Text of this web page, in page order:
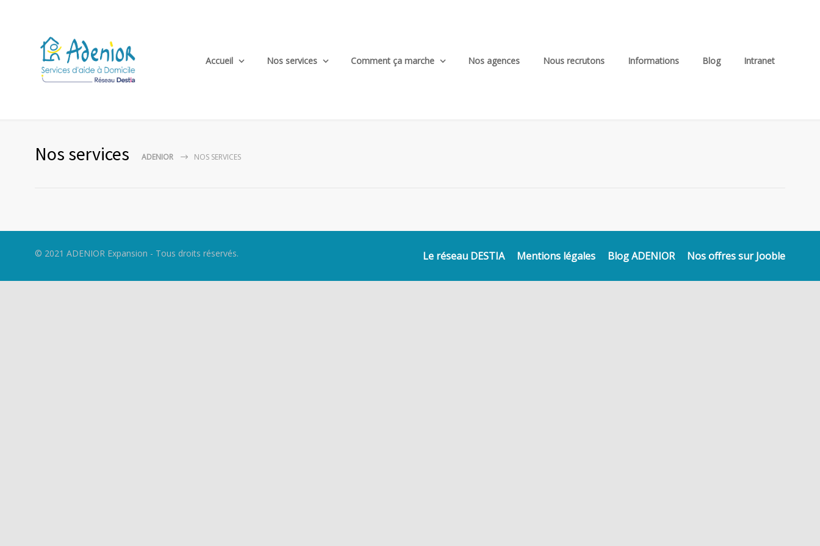
Accueil Nos services Comment ça marche Nos agences Nous recrutons Informations Blog Intranet
Nos services ADENIOR NOS SERVICES
© 2021 ADENIOR Expansion - Tous droits réservés. Le réseau DESTIA Mentions légales Blog ADENIOR Nos offres sur Jooble